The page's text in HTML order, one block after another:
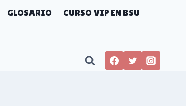
GLOSARIO CURSO VIP EN BSU